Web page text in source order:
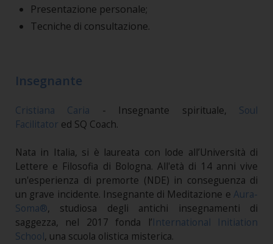
Presentazione personale;
Tecniche di consultazione.
Insegnante
Cristiana Caria - Insegnante spirituale, Soul
Facilitator ed SQ Coach.
Nata in Italia, si è laureata con lode all’Università di
Lettere e Filosofia di Bologna. All'età di 14 anni vive
un'esperienza di premorte (NDE) in conseguenza di
un grave incidente. Insegnante di Meditazione e Aura-
Soma®, studiosa degli antichi insegnamenti di
saggezza, nel 2017 fonda l’International Initiation
School, una scuola olistica misterica.